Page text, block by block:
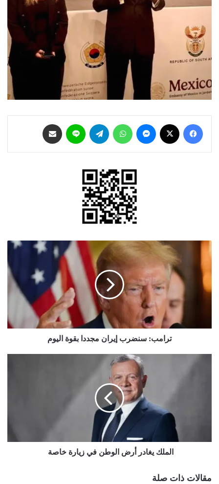
فيسبوك ماسنجر واتساب تيلقرام لاين
ترامب:
سنضرب
إيران
مجددا
بقوة
اليوم
ترامب: سنضرب إيران مجددا بقوة اليوم
الملك يغادر أرض الوطن في زيارة خاصة
مقالات ذات صلة